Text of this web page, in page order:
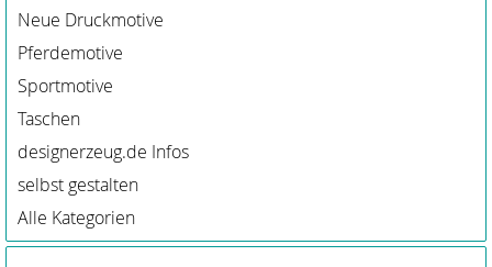
Neue Druckmotive
Pferdemotive
Sportmotive
Taschen
designerzeug.de Infos
selbst gestalten
Alle Kategorien